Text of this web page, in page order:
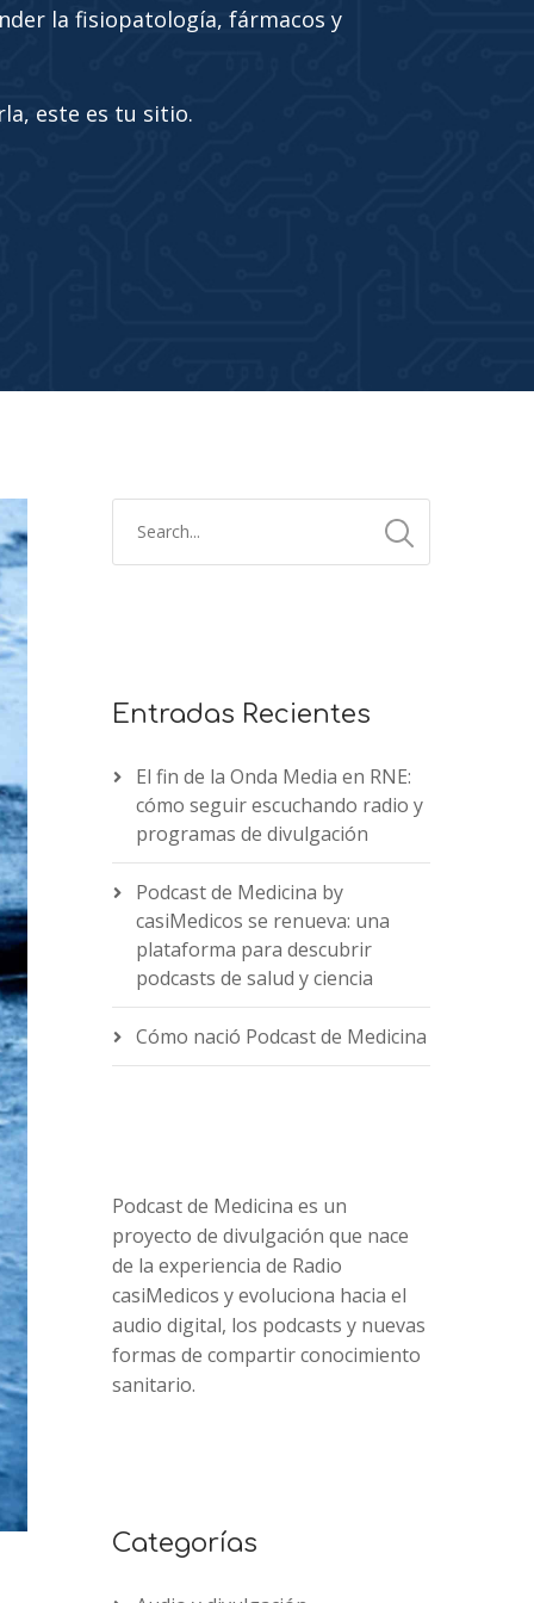
la fisiopatología, fármacos y
este es tu sitio.
Entradas Recientes
El fin de la Onda Media en RNE:
cómo seguir escuchando radio y
programas de divulgación
Podcast de Medicina by
casiMedicos se renueva: una
plataforma para descubrir
podcasts de salud y ciencia
Cómo nació Podcast de Medicina
Podcast de Medicina es un
proyecto de divulgación que nace
de la experiencia de Radio
casiMedicos y evoluciona hacia el
audio digital, los podcasts y nuevas
formas de compartir conocimiento
sanitario.
Categorías